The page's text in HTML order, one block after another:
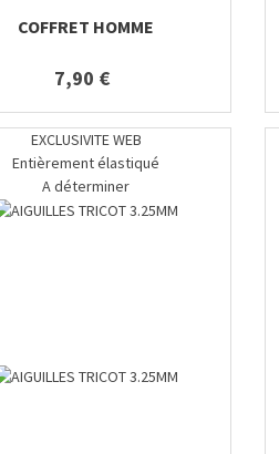
COFFRET HOMME
7,90 €
EXCLUSIVITE WEB
Entièrement élastiqué
A déterminer